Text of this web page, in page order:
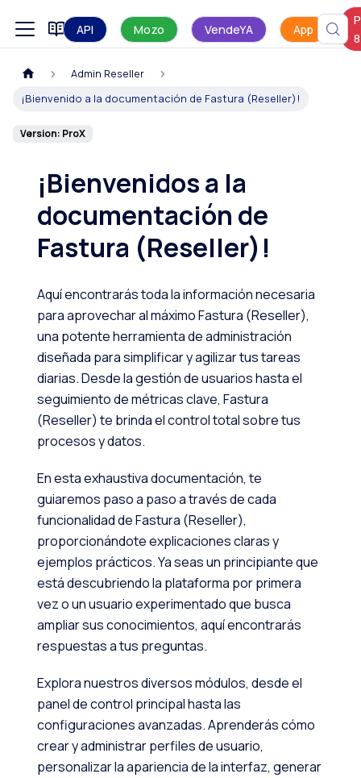
Manual de uso
API Mozo VendeYA App
8
Admin Reseller
¡Bienvenido a la documentación de Fastura (Reseller)!
Version: ProX
¡Bienvenidos a la
documentación de
Fastura (Reseller)!
Aquí encontrarás toda la información necesaria
para aprovechar al máximo Fastura (Reseller),
una potente herramienta de administración
diseñada para simplificar y agilizar tus tareas
diarias. Desde la gestión de usuarios hasta el
seguimiento de métricas clave, Fastura
(Reseller) te brinda el control total sobre tus
procesos y datos.
En esta exhaustiva documentación, te
guiaremos paso a paso a través de cada
funcionalidad de Fastura (Reseller),
proporcionándote explicaciones claras y
ejemplos prácticos. Ya seas un principiante que
está descubriendo la plataforma por primera
vez o un usuario experimentado que busca
ampliar sus conocimientos, aquí encontrarás
respuestas a tus preguntas.
Explora nuestros diversos módulos, desde el
panel de control principal hasta las
configuraciones avanzadas. Aprenderás cómo
crear y administrar perfiles de usuario,
personalizar la apariencia de la interfaz, generar